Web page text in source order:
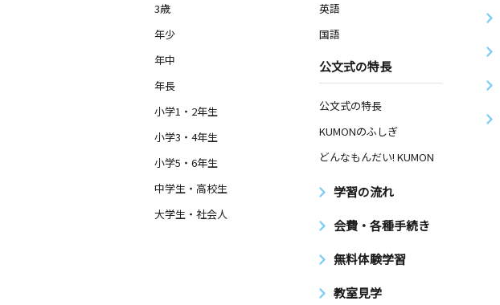
3歳
年少
年中
年長
小学1・2年生
小学3・4年生
小学5・6年生
中学生・高校生
大学生・社会人
英語
国語
公文式の特長
公文式の特長
KUMONのふしぎ
どんなもんだい! KUMON
学習の流れ
会費・各種手続き
無料体験学習
教室見学